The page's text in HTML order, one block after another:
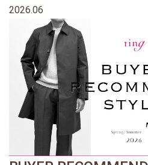
2026.06